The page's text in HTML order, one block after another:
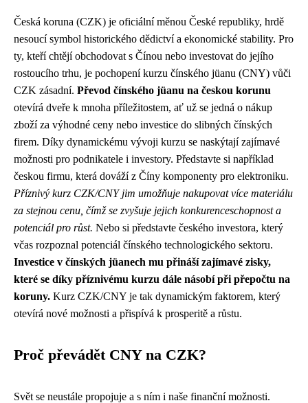
Česká koruna (CZK) je oficiální měnou České republiky, hrdě
nesoucí symbol historického dědictví a ekonomické stability. Pro
ty, kteří chtějí obchodovat s Čínou nebo investovat do jejího
rostoucího trhu, je pochopení kurzu čínského jüanu (CNY) vůči
CZK zásadní. Převod čínského jüanu na českou korunu
otevírá dveře k mnoha příležitostem, ať už se jedná o nákup
zboží za výhodné ceny nebo investice do slibných čínských
firem. Díky dynamickému vývoji kurzu se naskýtají zajímavé
možnosti pro podnikatele i investory. Představte si například
českou firmu, která dováží z Číny komponenty pro elektroniku.
Příznivý kurz CZK/CNY jim umožňuje nakupovat více materiálu
za stejnou cenu, čímž se zvyšuje jejich konkurenceschopnost a
potenciál pro růst. Nebo si představte českého investora, který
včas rozpoznal potenciál čínského technologického sektoru.
Investice v čínských jüanech mu přináší zajímavé zisky,
které se díky příznivému kurzu dále násobí při přepočtu na
koruny. Kurz CZK/CNY je tak dynamickým faktorem, který
otevírá nové možnosti a přispívá k prosperitě a růstu.
Proč převádět CNY na CZK?
Svět se neustále propojuje a s ním i naše finanční možnosti.